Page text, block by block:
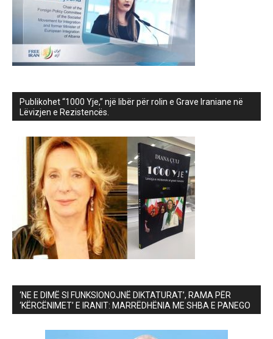
Publikohet “1000 Yje,” një libër për rolin e Grave Iraniane në
Lëvizjen e Rezistencës.
‘NE E DIMË SI FUNKSIONOJNË DIKTATURAT’, RAMA PËR
‘KËRCËNIMET’ E IRANIT: MARRËDHËNIA ME SHBA E PANEGO